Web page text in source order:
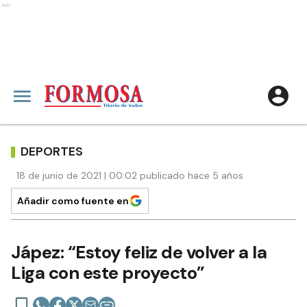
Ads
DEPORTES
18 de junio de 2021 | 00:02 publicado hace 5 años
Añadir como fuente en
Jápez: “Estoy feliz de volver a la
Liga con este proyecto”